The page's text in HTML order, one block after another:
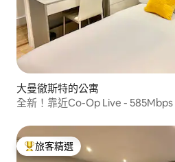
大曼徹斯特的公寓
全新！靠近Co-Op Live -
旅客精選榜首
旅客精選